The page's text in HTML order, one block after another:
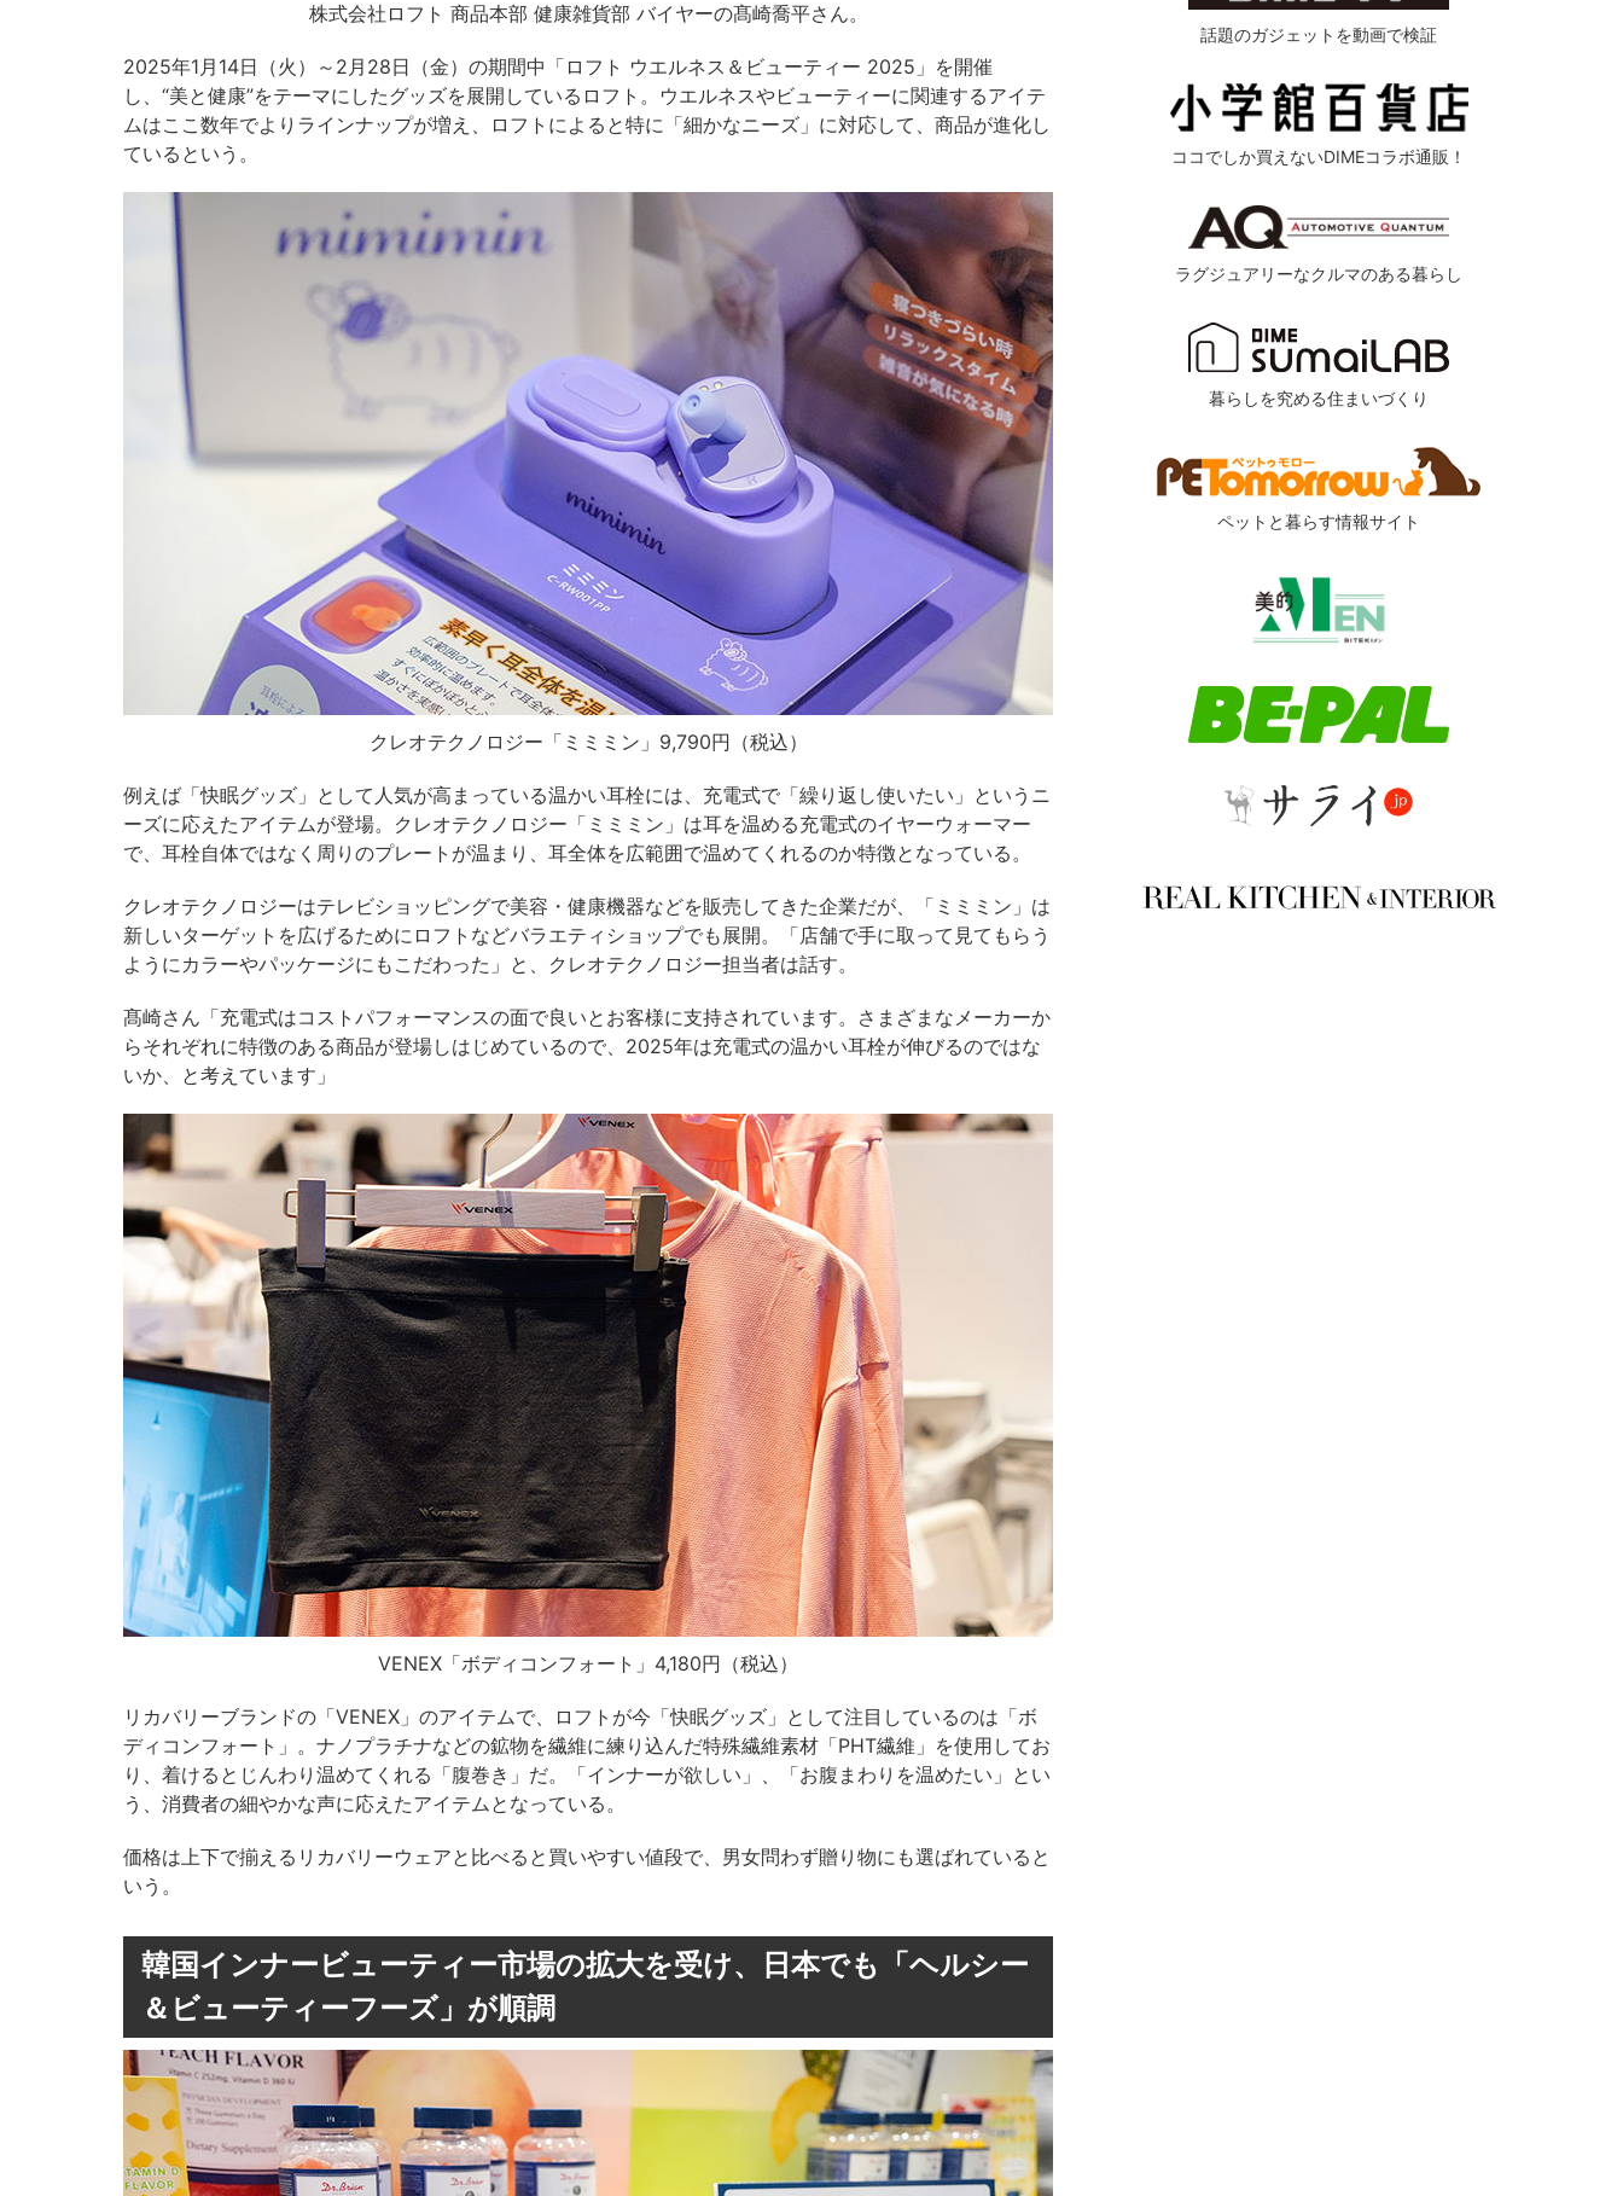
株式会社ロフト 商品本部 健康雑貨部 バイヤーの髙崎喬平さん。
2025年1月14日（火）～2月28日（金）の期間中「ロフト ウエルネス＆ビューティー 2025」を開催
し、“美と健康”をテーマにしたグッズを展開しているロフト。ウエルネスやビューティーに関連するアイテ
ムはここ数年でよりラインナップが増え、ロフトによると特に「細かなニーズ」に対応して、商品が進化し
ているという。
クレオテクノロジー「ミミミン」9,790円（税込）
例えば「快眠グッズ」として人気が高まっている温かい耳栓には、充電式で「繰り返し使いたい」というニ
ーズに応えたアイテムが登場。クレオテクノロジー「ミミミン」は耳を温める充電式のイヤーウォーマー
で、耳栓自体ではなく周りのプレートが温まり、耳全体を広範囲で温めてくれるのか特徴となっている。
クレオテクノロジーはテレビショッピングで美容・健康機器などを販売してきた企業だが、「ミミミン」は
新しいターゲットを広げるためにロフトなどバラエティショップでも展開。「店舗で手に取って見てもらう
ようにカラーやパッケージにもこだわった」と、クレオテクノロジー担当者は話す。
髙崎さん「充電式はコストパフォーマンスの面で良いとお客様に支持されています。さまざまなメーカーか
らそれぞれに特徴のある商品が登場しはじめているので、2025年は充電式の温かい耳栓が伸びるのではな
いか、と考えています」
VENEX「ボディコンフォート」4,180円（税込）
リカバリーブランドの「VENEX」のアイテムで、ロフトが今「快眠グッズ」として注目しているのは「ボ
ディコンフォート」。ナノプラチナなどの鉱物を繊維に練り込んだ特殊繊維素材「PHT繊維」を使用してお
り、着けるとじんわり温めてくれる「腹巻き」だ。「インナーが欲しい」、「お腹まわりを温めたい」とい
う、消費者の細やかな声に応えたアイテムとなっている。
価格は上下で揃えるリカバリーウェアと比べると買いやすい値段で、男女問わず贈り物にも選ばれていると
いう。
韓国インナービューティー市場の拡大を受け、日本でも「ヘルシー
＆ビューティーフーズ」が順調
話題のガジェットを動画で検証
ココでしか買えないDIMEコラボ通販！
ラグジュアリーなクルマのある暮らし
暮らしを究める住まいづくり
ペットと暮らす情報サイト